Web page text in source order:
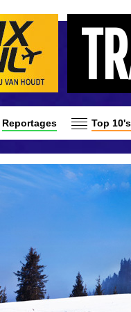
Reportages Top 10's